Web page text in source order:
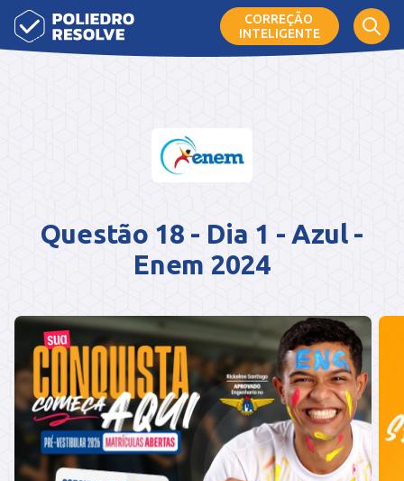
CORREÇÃO
INTELIGENTE
Questão 18 - Dia 1 - Azul -
Enem 2024